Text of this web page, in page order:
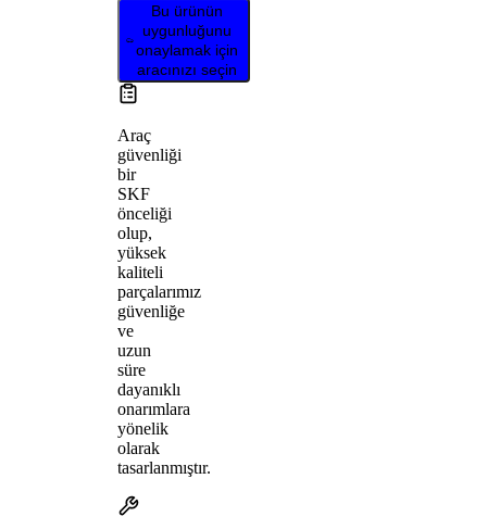
Bu ürünün
uygunluğunu
onaylamak için
aracınızı seçin
Araç
güvenliği
bir
SKF
önceliği
olup,
yüksek
kaliteli
parçalarımız
güvenliğe
ve
uzun
süre
dayanıklı
onarımlara
yönelik
olarak
tasarlanmıştır.